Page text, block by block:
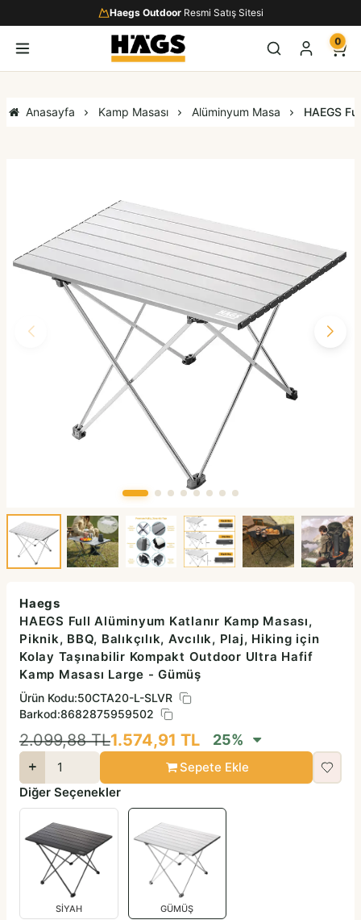
Haegs OutdoorResmi Satış Sitesi
0
Anasayfa Kamp Masası Alüminyum Masa HAEGS
Haegs
HAEGS Full Alüminyum Katlanır Kamp Masası,
Piknik, BBQ, Balıkçılık, Avcılık, Plaj, Hiking için
Kolay Taşınabilir Kompakt Outdoor Ultra Hafif
Kamp Masası Large - Gümüş
Ürün Kodu:50CTA20-L-SLVR
Barkod:8682875959502
2.099,88 TL1.574,91 TL 25%
Sepete Ekle
Diğer Seçenekler
SİYAH GÜMÜŞ